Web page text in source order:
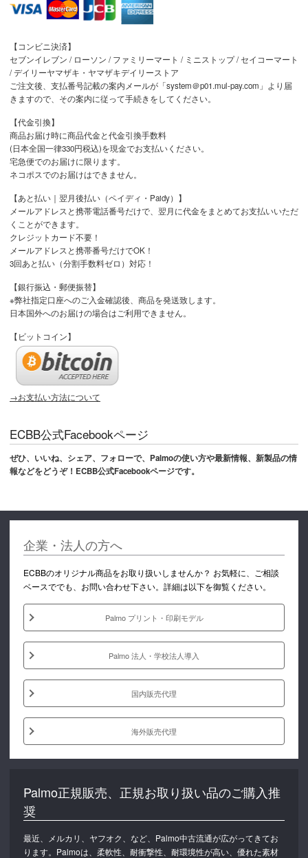
【コンビニ決済】
セブンイレブン / ローソン / ファミリーマート / ミニストップ / セイコーマート
/ デイリーヤマザキ・ヤマザキデイリーストア
ご注文後、支払番号記載の案内メールが「system＠p01.mul-pay.com」より届
きますので、その案内に従って手続きをしてください。
【代金引換】
商品お届け時に商品代金と代金引換手数料
(日本全国一律330円税込)を現金でお支払いください。
宅急便でのお届けに限ります。
ネコポスでのお届けはできません。
【あと払い｜翌月後払い（ペイディ・Paidy）】
メールアドレスと携帯電話番号だけで、翌月に代金をまとめてお支払いいただ
くことができます。
クレジットカード不要！
メールアドレスと携帯番号だけでOK！
3回あと払い（分割手数料ゼロ）対応！
【銀行振込・郵便振替】
※弊社指定口座へのご入金確認後、商品を発送致します。
日本国外へのお届けの場合はご利用できません。
【ビットコイン】
→お支払い方法について
ECBB公式Facebookページ
ぜひ、いいね、シェア、フォローで、Palmoの使い方や最新情報、新製品の情
報などをどうぞ！ECBB公式Facebookページです。
企業・法人の方へ
ECBBのオリジナル商品をお取り扱いしませんか？ お気軽に、ご相談
ベースででも、お問い合わせ下さい。詳細は以下を御覧ください。
Palmo プリント・印刷モデル
Palmo 法人・学校法人導入
国内販売代理
海外販売代理
Palmo正規販売、正規お取り扱い品のご購入推
奨
最近、メルカリ、ヤフオク、など、Palmo中古流通が広がってきてお
ります。Palmoは、柔軟性、耐衝撃性、耐環境性が高い、優れた素材